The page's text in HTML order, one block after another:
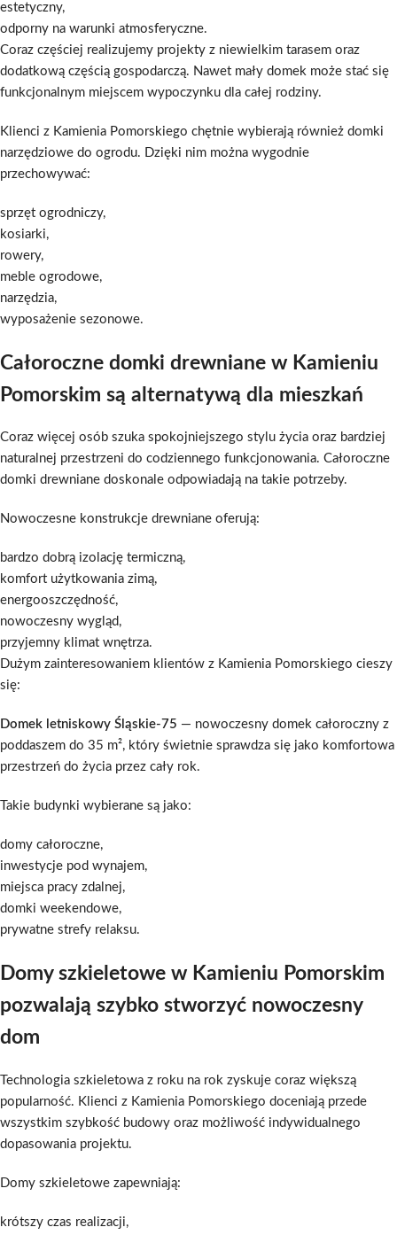
estetyczny,
odporny na warunki atmosferyczne.
Coraz częściej realizujemy projekty z niewielkim tarasem oraz
dodatkową częścią gospodarczą. Nawet mały domek może stać się
funkcjonalnym miejscem wypoczynku dla całej rodziny.
Klienci z Kamienia Pomorskiego chętnie wybierają również domki
narzędziowe do ogrodu. Dzięki nim można wygodnie
przechowywać:
sprzęt ogrodniczy,
kosiarki,
rowery,
meble ogrodowe,
narzędzia,
wyposażenie sezonowe.
Całoroczne domki drewniane w Kamieniu
Pomorskim są alternatywą dla mieszkań
Coraz więcej osób szuka spokojniejszego stylu życia oraz bardziej
naturalnej przestrzeni do codziennego funkcjonowania. Całoroczne
domki drewniane doskonale odpowiadają na takie potrzeby.
Nowoczesne konstrukcje drewniane oferują:
bardzo dobrą izolację termiczną,
komfort użytkowania zimą,
energooszczędność,
nowoczesny wygląd,
przyjemny klimat wnętrza.
Dużym zainteresowaniem klientów z Kamienia Pomorskiego cieszy
się:
Domek letniskowy Śląskie-75 — nowoczesny domek całoroczny z
poddaszem do 35 m², który świetnie sprawdza się jako komfortowa
przestrzeń do życia przez cały rok.
Takie budynki wybierane są jako:
domy całoroczne,
inwestycje pod wynajem,
miejsca pracy zdalnej,
domki weekendowe,
prywatne strefy relaksu.
Domy szkieletowe w Kamieniu Pomorskim
pozwalają szybko stworzyć nowoczesny
dom
Technologia szkieletowa z roku na rok zyskuje coraz większą
popularność. Klienci z Kamienia Pomorskiego doceniają przede
wszystkim szybkość budowy oraz możliwość indywidualnego
dopasowania projektu.
Domy szkieletowe zapewniają:
krótszy czas realizacji,